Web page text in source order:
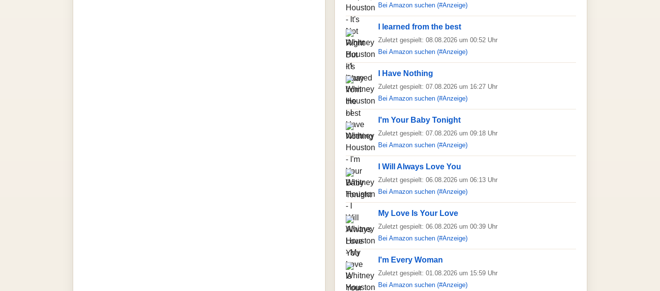
Bei Amazon suchen (#Anzeige)
I learned from the best
Zuletzt gespielt: 08.08.2026 um 00:52 Uhr
Bei Amazon suchen (#Anzeige)
I Have Nothing
Zuletzt gespielt: 07.08.2026 um 16:27 Uhr
Bei Amazon suchen (#Anzeige)
I'm Your Baby Tonight
Zuletzt gespielt: 07.08.2026 um 09:18 Uhr
Bei Amazon suchen (#Anzeige)
I Will Always Love You
Zuletzt gespielt: 06.08.2026 um 06:13 Uhr
Bei Amazon suchen (#Anzeige)
My Love Is Your Love
Zuletzt gespielt: 06.08.2026 um 00:39 Uhr
Bei Amazon suchen (#Anzeige)
I'm Every Woman
Zuletzt gespielt: 01.08.2026 um 15:59 Uhr
Bei Amazon suchen (#Anzeige)